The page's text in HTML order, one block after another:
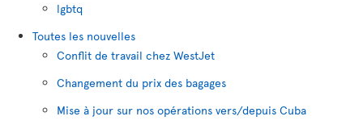
lgbtq
Toutes les nouvelles
Conflit de travail chez WestJet
Changement du prix des bagages
Mise à jour sur nos opérations vers/depuis Cuba